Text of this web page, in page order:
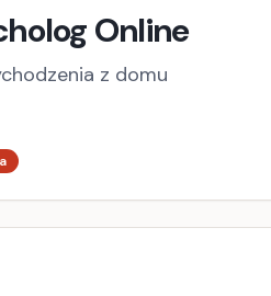
Online
z domu